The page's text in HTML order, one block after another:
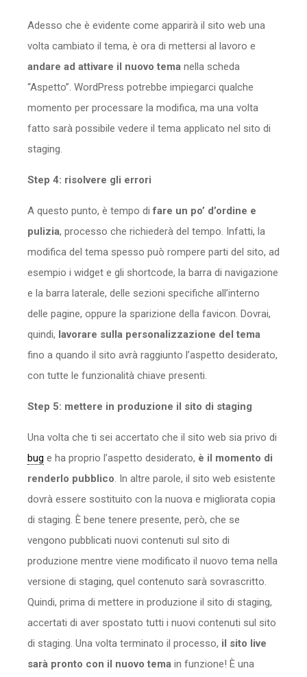
Adesso che è evidente come apparirà il sito web una
volta cambiato il tema, è ora di mettersi al lavoro e
andare ad attivare il nuovo tema nella scheda
“Aspetto”. WordPress potrebbe impiegarci qualche
momento per processare la modifica, ma una volta
fatto sarà possibile vedere il tema applicato nel sito di
staging.
Step 4: risolvere gli errori
A questo punto, è tempo difare un po’ d’ordine e
pulizia, processo che richiederà del tempo. Infatti, la
modifica del tema spesso può rompere parti del sito, ad
esempio i widget e gli shortcode, la barra di navigazione
e la barra laterale, delle sezioni specifiche all’interno
delle pagine, oppure la sparizione della favicon. Dovrai,
quindi, lavorare sulla personalizzazione del tema
fino a quando il sito avrà raggiunto l’aspetto desiderato,
con tutte le funzionalità chiave presenti.
Step 5: mettere in produzione il sito di staging
Una volta che ti sei accertato che il sito web sia privo di
bug e ha proprio l’aspetto desiderato, è il momento di
renderlo pubblico. In altre parole, il sito web esistente
dovrà essere sostituito con la nuova e migliorata copia
di staging. È bene tenere presente, però, che se
vengono pubblicati nuovi contenuti sul sito di
produzione mentre viene modificato il nuovo tema nella
versione di staging, quel contenuto sarà sovrascritto.
Quindi, prima di mettere in produzione il sito di staging,
accertati di aver spostato tutti i nuovi contenuti sul sito
di staging. Una volta terminato il processo, il sito live
sarà pronto con il nuovo tema in funzione! È una